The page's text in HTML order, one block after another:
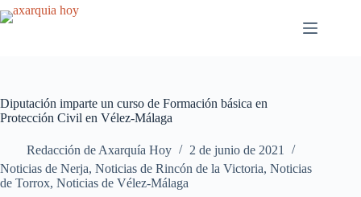
Saltar
al
Diputación imparte un curso de Formación básica en
Protección Civil en Vélez-Málaga
Redacción de Axarquía Hoy
2 de junio de 2021
Noticias de Nerja, Noticias de Rincón de la Victoria, Noticias
de Torrox, Noticias de Vélez-Málaga